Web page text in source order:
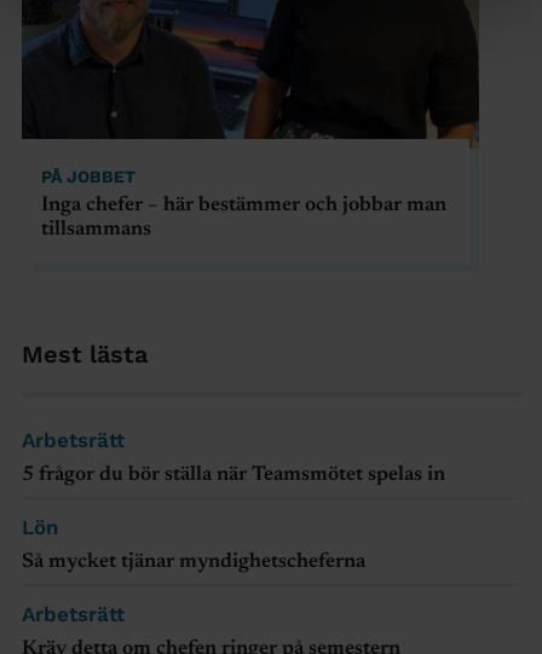
Mest lästa
Arbetsrätt
5 frågor du bör ställa när Teamsmötet spelas in
Lön
Så mycket tjänar myndighetscheferna
Arbetsrätt
Kräv detta om chefen ringer på semestern
PÅ JOBBET
Inga chefer – här bestämmer och jobbar man
tillsammans